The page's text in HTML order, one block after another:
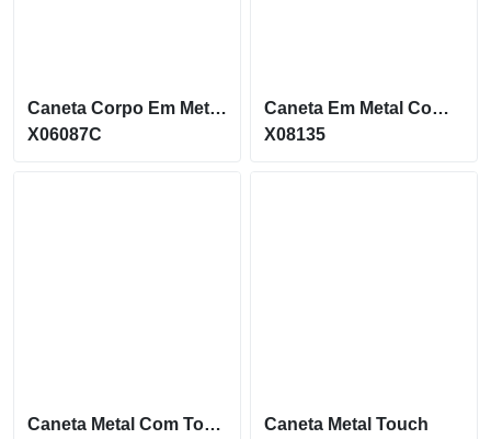
Caneta Corpo Em Metal E Com Ponta Acionador Touch X06087C
X06087C
Caneta Em Metal Com Ponteira Touch E Dispositivo Antiestresse X08135
X08135
Caneta Metal Com Touch E Dispositivo Antiestresse X08134
Caneta Metal Touch